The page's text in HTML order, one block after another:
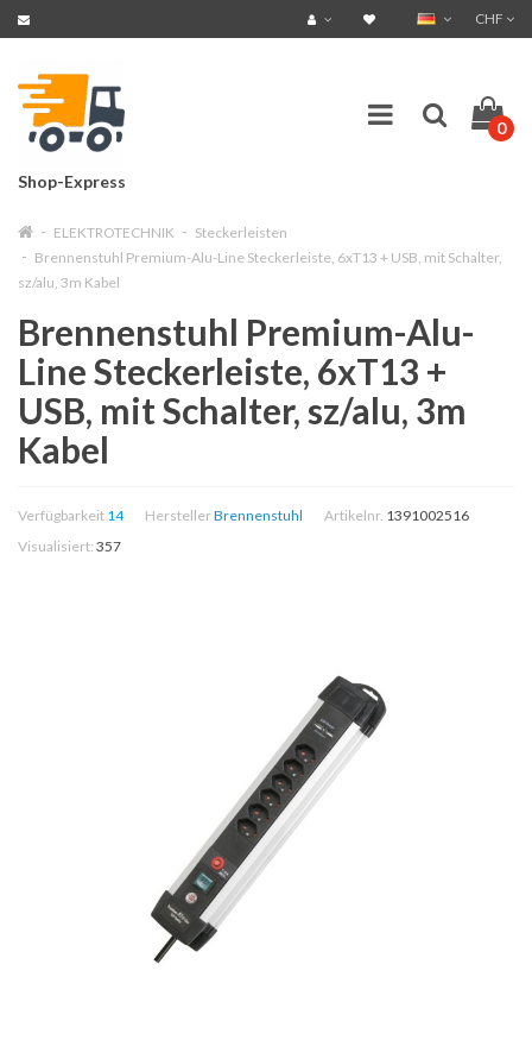
CHF
Shop-Express
0
ELEKTROTECHNIK
Steckerleisten
Brennenstuhl Premium-Alu-Line Steckerleiste, 6xT13 + USB, mit Schalter,
sz/alu, 3m Kabel
Brennenstuhl Premium-Alu-
Line Steckerleiste, 6xT13 +
USB, mit Schalter, sz/alu, 3m
Kabel
Verfügbarkeit 14 HerstellerBrennenstuhl Artikelnr. 1391002516
Visualisiert: 357